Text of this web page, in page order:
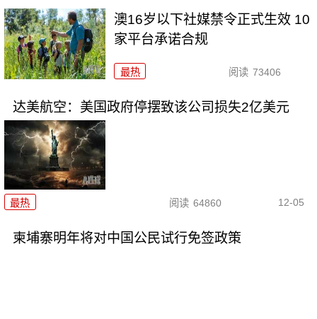
澳16岁以下社媒禁令正式生效 10
家平台承诺合规
最热 阅读 73406
达美航空：美国政府停摆致该公司损失2亿美元
最热 阅读 64860 12-05
柬埔寨明年将对中国公民试行免签政策